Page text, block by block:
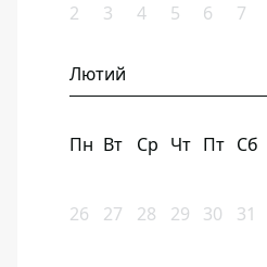
2 3 4 5 6 7
Лютий
Пн Вт Ср Чт Пт Сб
26 27 28 29 30 31